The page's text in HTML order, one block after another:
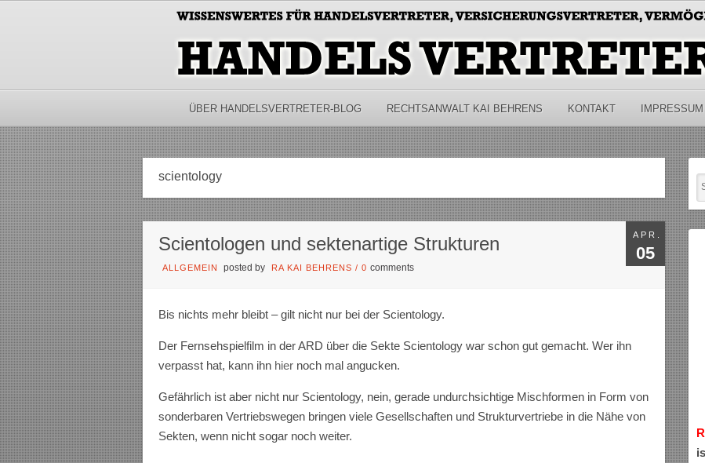
ÜBER HANDELSVERTRETER-BLOG RECHTSANWALT KAI BEHRENS KONTAKT IMPRESSUM
scientology
APR.
05
Scientologen und sektenartige Strukturen
ALLGEMEIN posted by RA KAI BEHRENS / 0 comments
Bis nichts mehr bleibt – gilt nicht nur bei der Scientology.
Der Fernsehspielfilm in der ARD über die Sekte Scientology war schon gut gemacht. Wer ihn
verpasst hat, kann ihn hier noch mal angucken.
Gefährlich ist aber nicht nur Scientology, nein, gerade undurchsichtige Mischformen in Form von
sonderbaren Vertriebswegen bringen viele Gesellschaften und Strukturvertriebe in die Nähe von
Sekten, wenn nicht sogar noch weiter.